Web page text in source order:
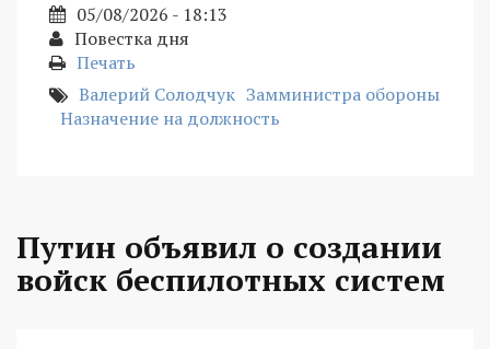
05/08/2026 - 18:13
Повестка дня
Печать
Валерий Солодчук Замминистра обороны
Назначение на должность
Путин объявил о создании
войск беспилотных систем